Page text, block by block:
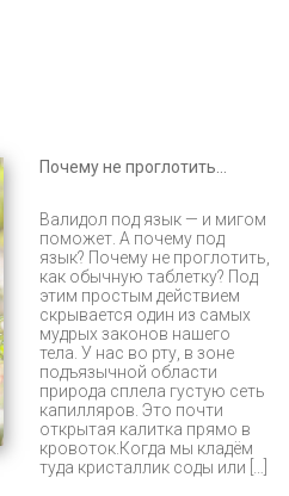
Почему не проглотить…
Валидол под язык — и мигом
поможет. А почему под
язык? Почему не проглотить,
как обычную таблетку? Под
этим простым действием
скрывается один из самых
мудрых законов нашего
тела. У нас во рту, в зоне
подъязычной области
природа сплела густую сеть
капилляров. Это почти
открытая калитка прямо в
кровоток.Когда мы кладём
туда кристаллик соды или […]